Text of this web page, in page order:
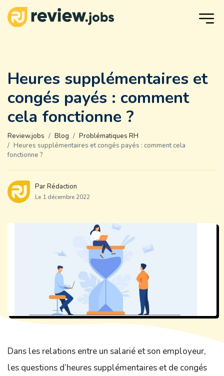
Heures supplémentaires et
congés payés : comment
cela fonctionne ?
Review.jobs Blog
Problématiques RH
Heures supplémentaires et congés payés : comment cela
fonctionne ?
Par Rédaction
Le 1 décembre 2022
Dans les relations entre un salarié et son employeur,
les questions d’heures supplémentaires et de congés